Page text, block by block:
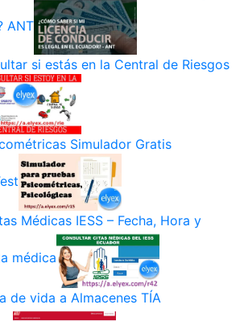
ANT
si estás en la Central de Riesgos
Simulador Gratis
Médicas IESS – Fecha, Hora y
médica
de vida a Almacenes TÍA